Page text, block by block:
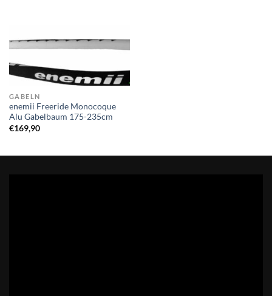
GABELN
enemii Freeride Monocoque
Alu Gabelbaum 175-235cm
€169,90